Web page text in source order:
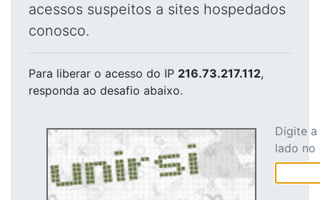
acessos suspeitos a sites hospedados
conosco.
Para liberar o acesso do IP 216.73.217.112,
responda ao desafio abaixo.
Digite
lado no